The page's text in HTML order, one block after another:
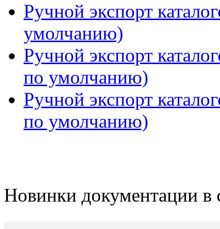
Ручной экспорт
умолчанию)
Ручной экспорт
по умолчанию)
Ручной экспорт
по умолчанию)
Новинки документации в